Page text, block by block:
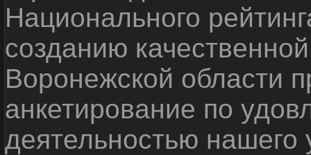
Национального
созданию
Воронежской области
анкетирование по
деятельностью нашего